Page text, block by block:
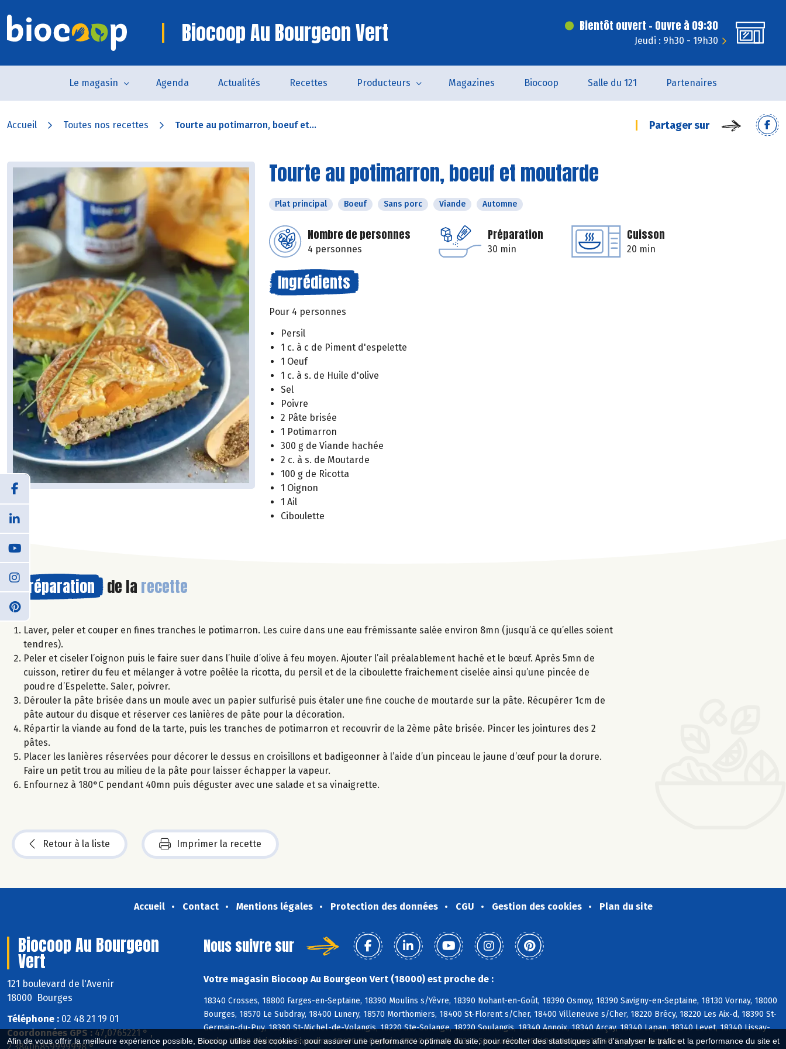
Afin de vous offrir la meilleure expérience possible, Biocoop utilise des cookies : pour assurer une performance optimale du site, pour récolter des statistiques afin d'analyser le trafic et la performance du site et
Biocoop Au Bourgeon Vert Bientôt ouvert - Ouvre à 09:30
Jeudi : 9h30 - 19h30
Le magasin Agenda Actualités Recettes Producteurs Magazines Biocoop Salle du 121 Partenaires
Accueil Toutes nos recettes Tourte au potimarron, boeuf et... Partager sur
Tourte au potimarron, boeuf et moutarde
Plat principal Boeuf Sans porc Viande Automne
Nombre de personnes
4 personnes
Préparation
30 min
Cuisson
20 min
Ingrédients
Pour 4 personnes
Persil
1 c. à c de Piment d'espelette
1 Oeuf
1 c. à s. de Huile d'olive
Sel
Poivre
2 Pâte brisée
1 Potimarron
300 g de Viande hachée
2 c. à s. de Moutarde
100 g de Ricotta
1 Oignon
1 Ail
Ciboulette
Préparation de la recette
Laver, peler et couper en fines tranches le potimarron. Les cuire dans une eau frémissante salée environ 8mn (jusqu’à ce qu’elles soient
tendres).
Peler et ciseler l’oignon puis le faire suer dans l’huile d’olive à feu moyen. Ajouter l’ail préalablement haché et le bœuf. Après 5mn de
cuisson, retirer du feu et mélanger à votre poêlée la ricotta, du persil et de la ciboulette fraichement ciselée ainsi qu’une pincée de
poudre d’Espelette. Saler, poivrer.
Dérouler la pâte brisée dans un moule avec un papier sulfurisé puis étaler une fine couche de moutarde sur la pâte. Récupérer 1cm de
pâte autour du disque et réserver ces lanières de pâte pour la décoration.
Répartir la viande au fond de la tarte, puis les tranches de potimarron et recouvrir de la 2ème pâte brisée. Pincer les jointures des 2
pâtes.
Placer les lanières réservées pour décorer le dessus en croisillons et badigeonner à l’aide d’un pinceau le jaune d’œuf pour la dorure.
Faire un petit trou au milieu de la pâte pour laisser échapper la vapeur.
Enfournez à 180°C pendant 40mn puis déguster avec une salade et sa vinaigrette.
Retour à la liste Imprimer la recette
Accueil Contact Mentions légales Protection des données CGU Gestion des cookies Plan du site
Biocoop Au Bourgeon
Vert
121 boulevard de l'Avenir
18000 Bourges
Téléphone : 02 48 21 19 01
Coordonnées GPS : 47,0765221 ° ,
Nous suivre sur
Votre magasin Biocoop Au Bourgeon Vert (18000) est proche de :
18340 Crosses, 18800 Farges-en-Septaine, 18390 Moulins s/Yèvre, 18390 Nohant-en-Goût, 18390 Osmoy, 18390 Savigny-en-Septaine, 18130 Vornay, 18000
Bourges, 18570 Le Subdray, 18400 Lunery, 18570 Morthomiers, 18400 St-Florent s/Cher, 18400 Villeneuve s/Cher, 18220 Brécy, 18220 Les Aix-d, 18390 St-
Germain-du-Puy, 18390 St-Michel-de-Volangis, 18220 Ste-Solange, 18220 Soulangis, 18340 Annoix, 18340 Arçay, 18340 Lapan, 18340 Levet, 18340 Lissay-
Lochy, 18340 Plaimpied-Givaudins, 18400 St-Caprais, 18340 St-Just, 18340 Ste-Lunaise, 18340 Senneçay, 18340 Soye-en-Septaine